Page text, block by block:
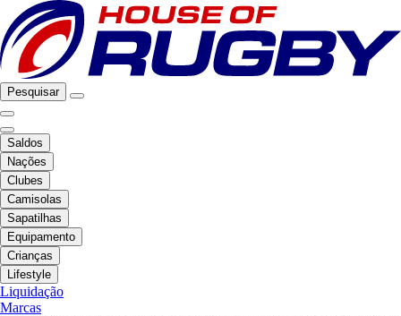
Pesquisar
Saldos
Nações
Clubes
Camisolas
Sapatilhas
Equipamento
Crianças
Lifestyle
Liquidação
Marcas